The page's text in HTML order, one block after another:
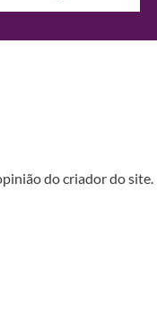
do criador do site.